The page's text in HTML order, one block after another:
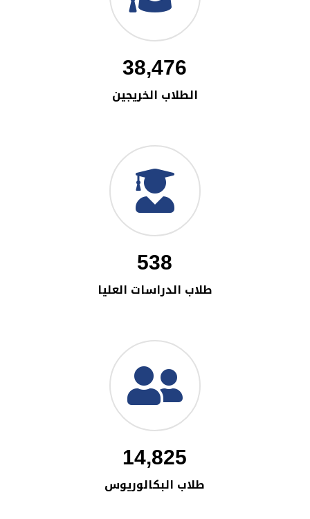
38,476
الطلاب الخريجين
538
طلاب الدراسات العليا
14,825
طلاب البكالوريوس